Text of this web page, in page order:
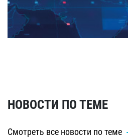
НОВОСТИ ПО ТЕМЕ
Смотреть все новости по теме